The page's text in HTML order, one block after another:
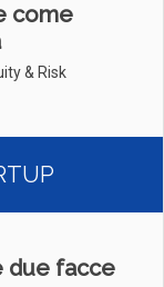
come
& Risk
due facce